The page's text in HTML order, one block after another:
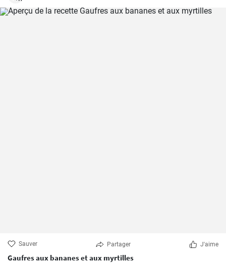
Sauver Partager J'aime
Gaufres aux bananes et aux myrtilles